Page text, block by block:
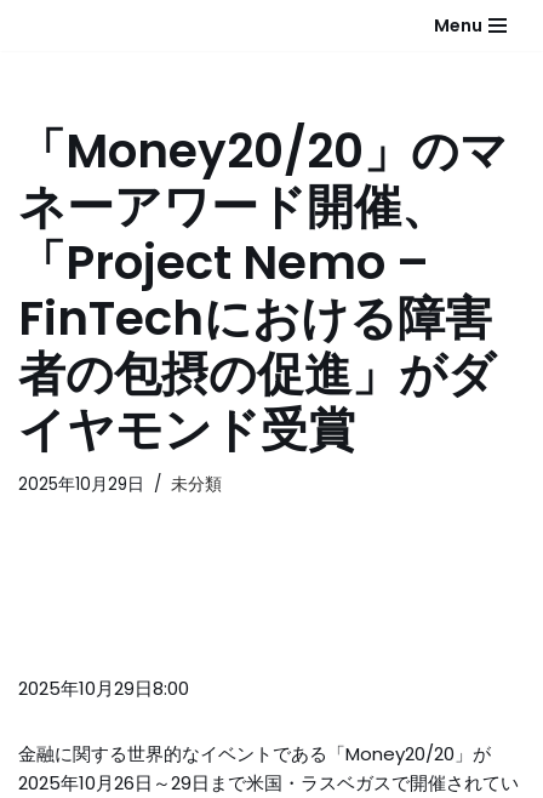
へ
ッ
プ
Menu
「Money20/20」のマ
ネーアワード開催、
「Project Nemo –
FinTechにおける障害
者の包摂の促進」がダ
イヤモンド受賞
2025年10月29日 未分類
2025年10月29日8:00
金融に関する世界的なイベントである「Money20/20」が
2025年10月26日～29日まで米国・ラスベガスで開催されてい